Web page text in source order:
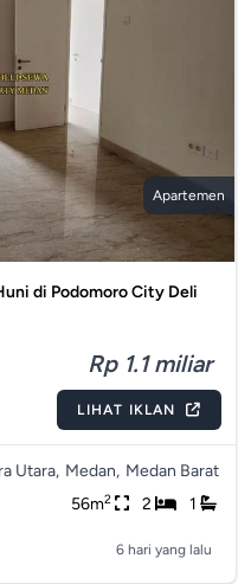
Apartemen
di Podomoro City Deli
Rp 1.1 miliar
LIHAT IKLAN
Utara, Medan, Medan Barat
56m2 2 1
6 hari yang lalu